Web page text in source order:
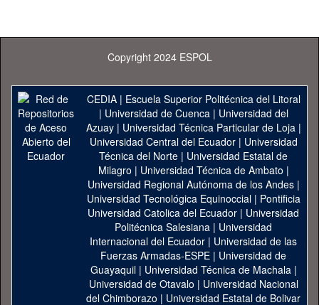
Copyright 2024 ESPOL
CEDIA| Escuela Superior Politécnica del Litoral
| Universidad de Cuenca| Universidad del
Azuay| Universidad Técnica Particular de Loja|
Universidad Central del Ecuador| Universidad
Técnica del Norte | Universidad Estatal de
Milagro | Universidad Técnica de Ambato |
Universidad Regional Autónoma de los Andes|
Universidad Tecnológica Equinoccial| Pontificia
Universidad Catolica del Ecuador | Universidad
Politécnica Salesiana | Universidad
Internacional del Ecuador | Universidad de las
Fuerzas Armadas-ESPE | Universidad de
Guayaquil| Universidad Técnica de Machala|
Universidad de Otavalo | Universidad Nacional
del Chimborazo | Universidad Estatal de Bolivar